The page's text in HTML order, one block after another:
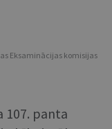
Eksaminācijas komisijas
107. panta